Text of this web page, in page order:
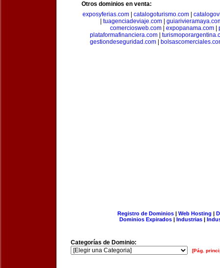
Otros dominios en venta:
exposyferias.com
catalogoturismo.com
tuagenciadeviaje.com|
comerciosweb.com
expopanama.com
plataformafinanciera.com
gestiondeseguridad.com
Registro de Dominios| Web Hosting |
Dominios Expirados | Industrias |
Categorías de Dominio:
[Pág.